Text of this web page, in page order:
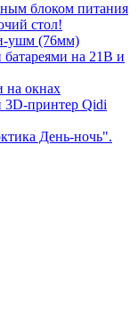
блоком питания
стол!
ушм (76мм)
на 21В и
на окнах
3D-принтер Qidi
День-ночь".